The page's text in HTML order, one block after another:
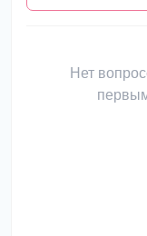
Нет